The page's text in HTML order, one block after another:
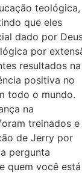
teológica,
que eles
dado por
por
resultados na
positiva no
todo o mundo.
na
treinados e
de Jerry por
pergunta
quem você está